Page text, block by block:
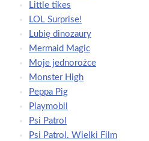
Little tikes
LOL Surprise!
Lubię dinozaury
Mermaid Magic
Moje jednorożce
Monster High
Peppa Pig
Playmobil
Psi Patrol
Psi Patrol. Wielki Film